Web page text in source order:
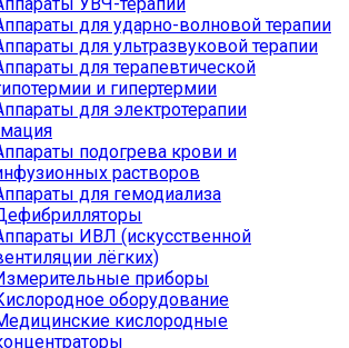
для ударно-волновой терапии
для ультразвуковой терапии
для терапевтической
и гипертермии
для электротерапии
подогрева крови и
растворов
для гемодиализа
ИВЛ (искусственной
лёгких)
приборы
оборудование
кислородные